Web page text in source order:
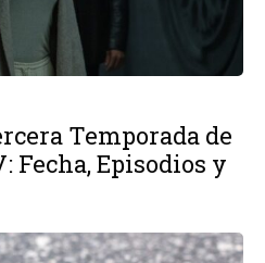
Temporada de
Fecha, Episodios y